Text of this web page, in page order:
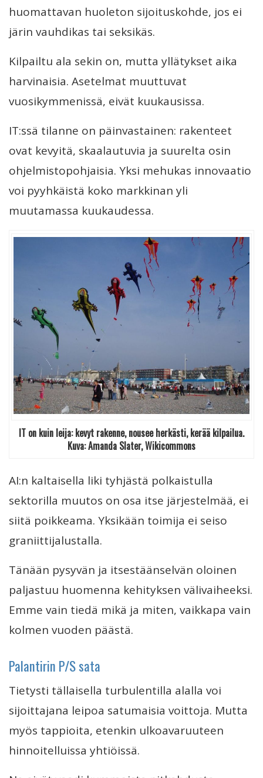
huomattavan huoleton sijoituskohde, jos ei
järin vauhdikas tai seksikäs.
Kilpailtu ala sekin on, mutta yllätykset aika
harvinaisia. Asetelmat muuttuvat
vuosikymmenissä, eivät kuukausissa.
IT:ssä tilanne on päinvastainen: rakenteet
ovat kevyitä, skaalautuvia ja suurelta osin
ohjelmistopohjaisia. Yksi mehukas innovaatio
voi pyyhkäistä koko markkinan yli
muutamassa kuukaudessa.
IT on kuin leija: kevyt rakenne, nousee herkästi, kerää kilpailua.
Kuva: Amanda Slater, Wikicommons
AI:n kaltaisella liki tyhjästä polkaistulla
sektorilla muutos on osa itse järjestelmää, ei
siitä poikkeama. Yksikään toimija ei seiso
graniittijalustalla.
Tänään pysyvän ja itsestäänselvän oloinen
paljastuu huomenna kehityksen välivaiheeksi.
Emme vain tiedä mikä ja miten, vaikkapa vain
kolmen vuoden päästä.
Palantirin P/S sata
Tietysti tällaisella turbulentilla alalla voi
sijoittajana leipoa satumaisia voittoja. Mutta
myös tappioita, etenkin ulkoavaruuteen
hinnoitelluissa yhtiöissä.